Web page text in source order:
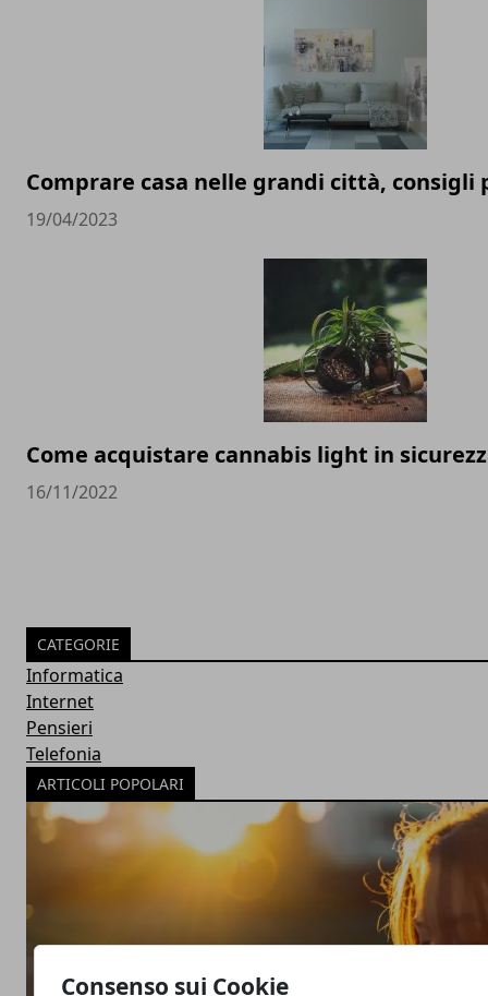
Consenso sui Cookie
Comprare casa nelle grandi città, consigli
19/04/2023
Come acquistare cannabis light in
16/11/2022
CATEGORIE
Informatica
Internet
Pensieri
Telefonia
ARTICOLI POPOLARI